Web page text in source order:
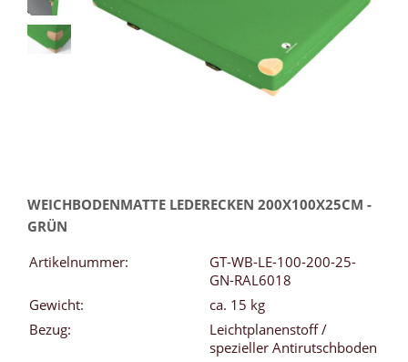
WEICHBODENMATTE LEDERECKEN 200X100X25CM -
GRÜN
Artikelnummer:
GT-WB-LE-100-200-25-
GN-RAL6018
Gewicht:
ca. 15 kg
Bezug:
Leichtplanenstoff /
spezieller Antirutschboden